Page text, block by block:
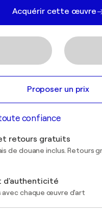
Acquérir cette œuvre
Proposer un prix
confiance
retours gratuits
de douane inclus. Retours
d'authenticité
avec chaque œuvre d'art